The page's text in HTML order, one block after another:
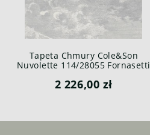
Tapeta Chmury Cole&Son
Nuvolette 114/28055 Fornasetti
2 226,00 zł